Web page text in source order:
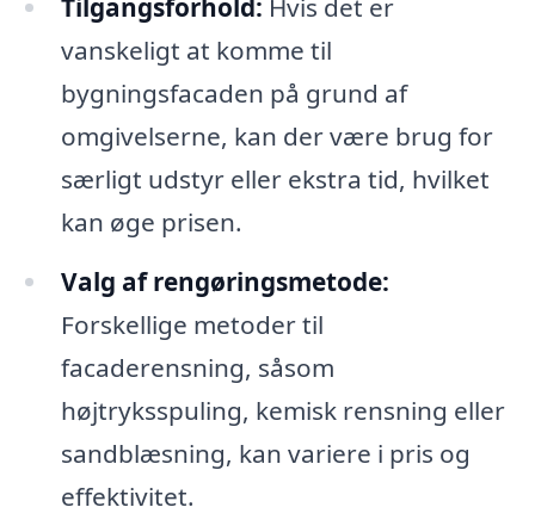
Tilgangsforhold: Hvis det er
vanskeligt at komme til
bygningsfacaden på grund af
omgivelserne, kan der være brug for
særligt udstyr eller ekstra tid, hvilket
kan øge prisen.
Valg af rengøringsmetode:
Forskellige metoder til
facaderensning, såsom
højtryksspuling, kemisk rensning eller
sandblæsning, kan variere i pris og
effektivitet.